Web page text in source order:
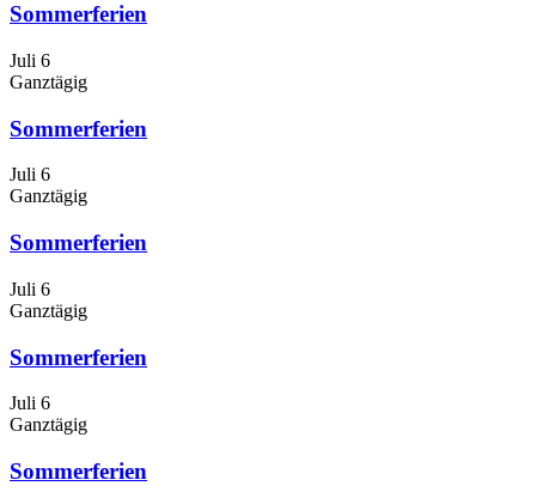
Sommerferien
Juli 6
Ganztägig
Sommerferien
Juli 6
Ganztägig
Sommerferien
Juli 6
Ganztägig
Sommerferien
Juli 6
Ganztägig
Sommerferien